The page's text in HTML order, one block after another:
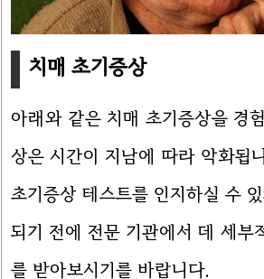
치매 초기증상
아래와 같은 치매 초기증상을 경
상은 시간이 지남에 따라 악화됩
초기증상 테스트를 인지하실 수
되기 전에 전문 기관에서 데 세부
를 받아보시기를 바랍니다.